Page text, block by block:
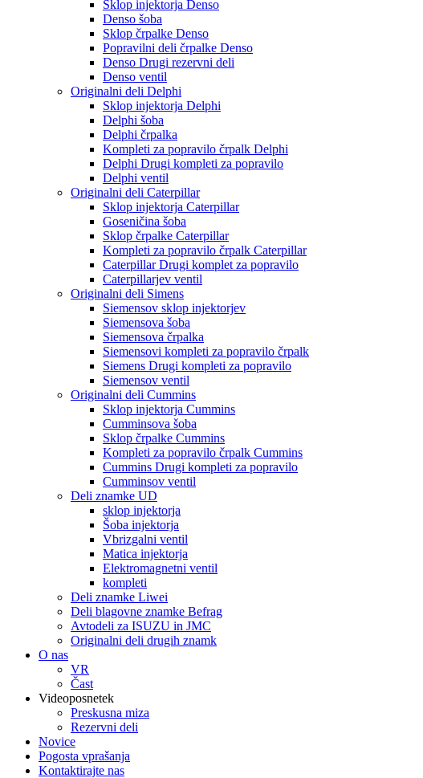
Sklop injektorja Denso
Denso šoba
Sklop črpalke Denso
Popravilni deli črpalke Denso
Denso Drugi rezervni deli
Denso ventil
Originalni deli Delphi
Sklop injektorja Delphi
Delphi šoba
Delphi črpalka
Kompleti za popravilo črpalk Delphi
Delphi Drugi kompleti za popravilo
Delphi ventil
Originalni deli Caterpillar
Sklop injektorja Caterpillar
Goseničina šoba
Sklop črpalke Caterpillar
Kompleti za popravilo črpalk Caterpillar
Caterpillar Drugi komplet za popravilo
Caterpillarjev ventil
Originalni deli Simens
Siemensov sklop injektorjev
Siemensova šoba
Siemensova črpalka
Siemensovi kompleti za popravilo črpalk
Siemens Drugi kompleti za popravilo
Siemensov ventil
Originalni deli Cummins
Sklop injektorja Cummins
Cumminsova šoba
Sklop črpalke Cummins
Kompleti za popravilo črpalk Cummins
Cummins Drugi kompleti za popravilo
Cumminsov ventil
Deli znamke UD
sklop injektorja
Šoba injektorja
Vbrizgalni ventil
Matica injektorja
Elektromagnetni ventil
kompleti
Deli znamke Liwei
Deli blagovne znamke Befrag
Avtodeli za ISUZU in JMC
Originalni deli drugih znamk
O nas
VR
Čast
Videoposnetek
Preskusna miza
Rezervni deli
Novice
Pogosta vprašanja
Kontaktirajte nas